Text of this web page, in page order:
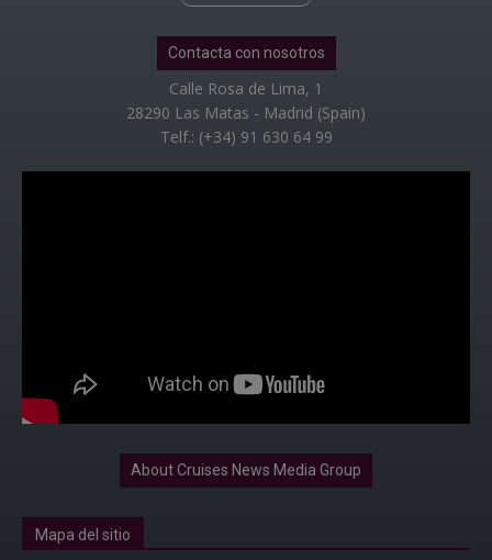
Contacta con nosotros
Calle Rosa de Lima, 1
28290 Las Matas - Madrid (Spain)
Telf.: (+34) 91 630 64 99
About Cruises News Media Group
Mapa del sitio